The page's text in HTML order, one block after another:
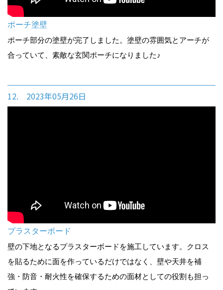
ポーチ塗壁
ポーチ部分の塗壁が完了しました。塗壁の雰囲気とアーチが
合っていて、素敵な玄関ポーチになりました♪
12. 2023年05月26日
プラスターボード
壁の下地となるプラスターボードを施工しています。クロス
を貼るために面を作っているだけではなく、壁や天井を補
強・防音・耐火性を確保するための面材としての役割も担っ